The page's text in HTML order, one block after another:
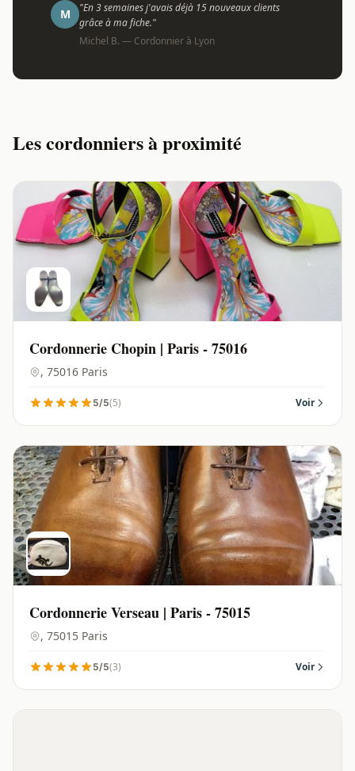
M
"En 3 semaines j'avais déjà 15 nouveaux clients
grâce à ma fiche."
Michel B. — Cordonnier à Lyon
Les cordonniers à proximité
Cordonnerie Chopin | Paris - 75016
, 75016 Paris
5/5(5) Voir
Cordonnerie Verseau | Paris - 75015
, 75015 Paris
5/5(3) Voir